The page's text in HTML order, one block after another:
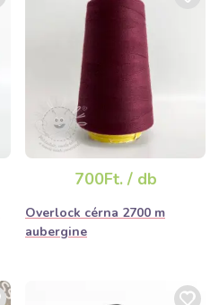
700Ft. / db
Overlock cérna 2700 m
aubergine